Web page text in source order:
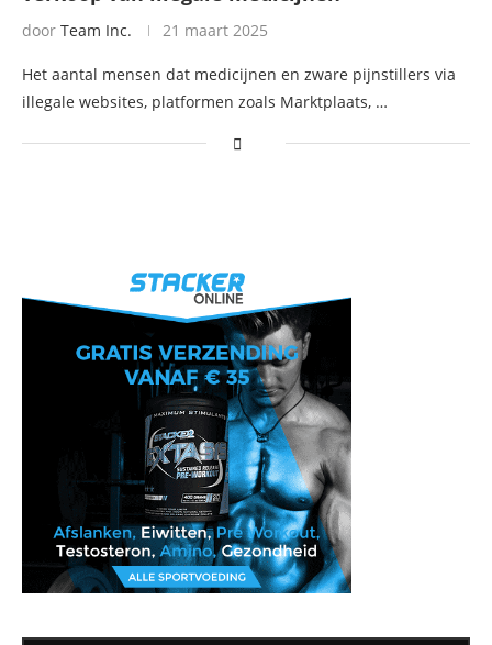
door Team Inc. 21 maart 2025
Het aantal mensen dat medicijnen en zware pijnstillers via
illegale websites, platformen zoals Marktplaats, …